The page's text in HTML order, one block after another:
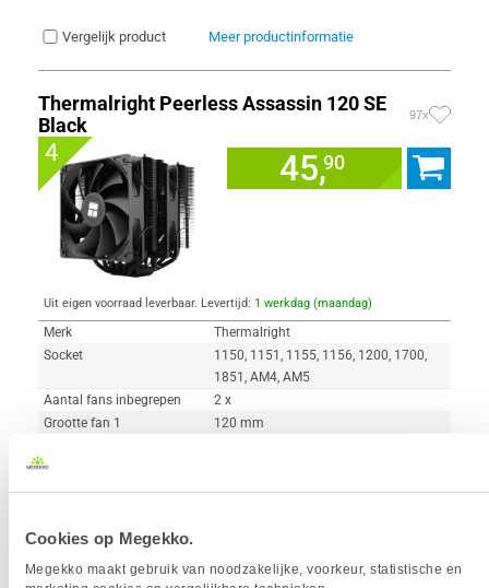
Cookies op Megekko.
Megekko maakt gebruik van noodzakelijke, voorkeur, statistische en
Vergelijk product Meer productinformatie
Thermalright Peerless Assassin 120 SE
Black
97x
4 45,90
Uit eigen voorraad leverbaar. Levertijd: 1 werkdag (maandag)
Merk
Thermalright
Socket
1150, 1151, 1155, 1156, 1200, 1700,
1851, AM4, AM5
Aantal fans inbegrepen
2 x
Grootte fan 1
120 mm
Hoogte
Materiaal
Aluminium, Koper
Vergelijk product Meer productinformatie